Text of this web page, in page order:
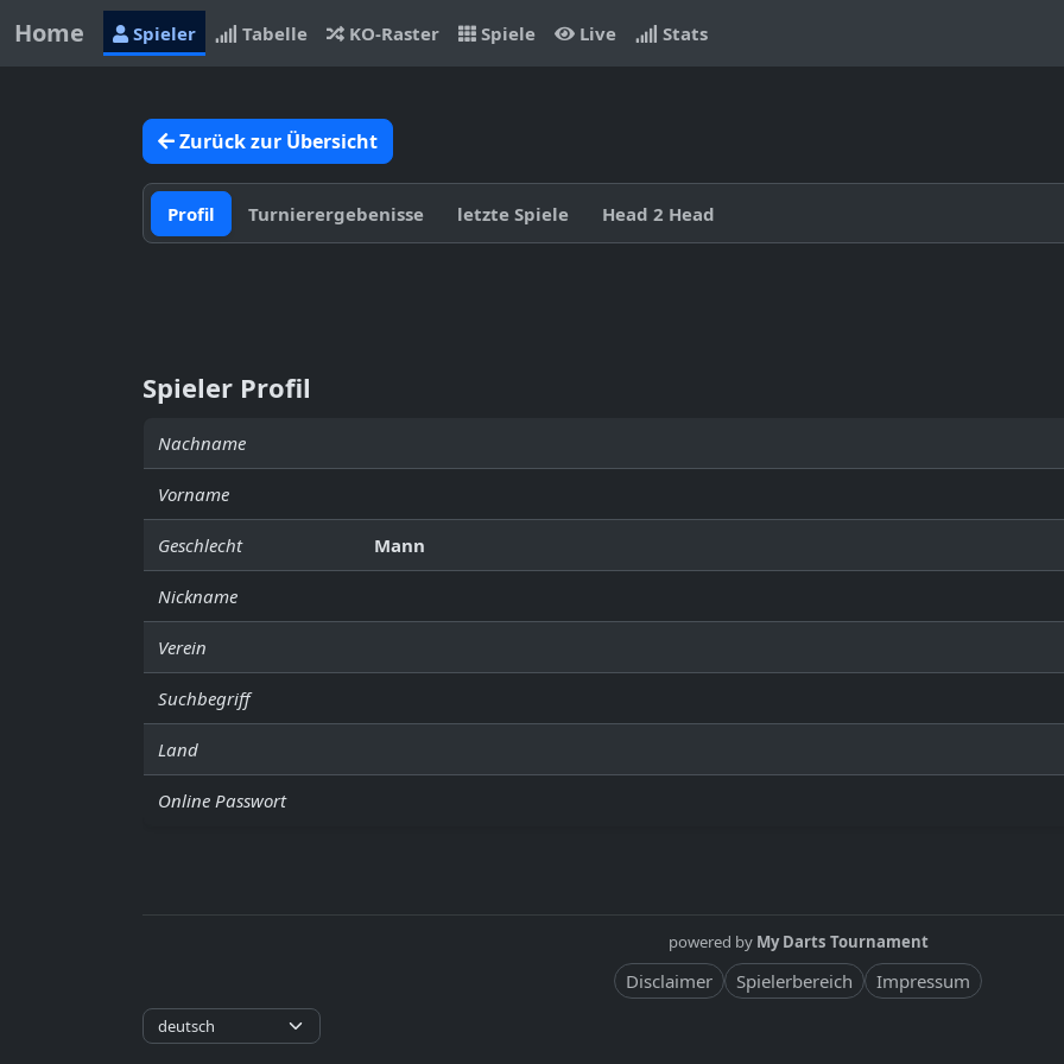
Home Spieler Tabelle KO-Raster Spiele Live Stats
Zurück zur Übersicht
Profil Turnierergebenisse letzte Spiele Head 2 Head
Spieler Profil
Nachname
Vorname
Geschlecht Mann
Nickname
Verein
Suchbegriff
Land
Online Passwort
powered by My Darts Tournament
Disclaimer Spielerbereich Impressum